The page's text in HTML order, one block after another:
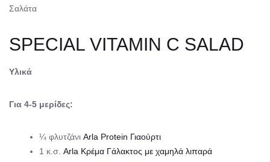
Σαλάτα
SPECIAL VITAMIN C SALAD
Υλικά
Για 4-5 μερίδες:
¼ φλυτζάνι Arla Protein Γιαούρτι
1 κ.σ. Arla Κρέμα Γάλακτος με χαμηλά λιπαρά